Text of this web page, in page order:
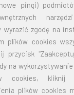
pingi)
wyrazić zgodę na
plików cookies
przycisk
na
cookies, kliknij
plików cookies
26,00
32,50
67,50
105,00